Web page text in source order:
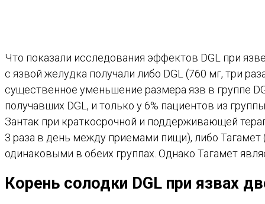
Что показали исследования эффектов DGL при
с язвой желудка получали либо DGL (760 мг, три
существенное уменьшение размера язв в группе
получавших DGL, и только у 6% пациентов из
Зантак при краткосрочной и поддерживающей
3 раза в день между приемами пищи), либо
одинаковыми в обеих группах. Однако Тагамет
Корень солодки DGL при язвах